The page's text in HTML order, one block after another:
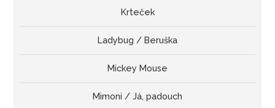
Krteček
Ladybug / Beruška
Mickey Mouse
Mimoni / Já, padouch